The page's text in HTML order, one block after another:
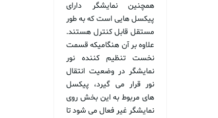
همچنین نمایشگر دارای
پیکسل هایی است که به طور
مستقل قابل کنترل هستند.
علاوه بر آن هنگامیکه قسمت
نخست تنظیم کننده نور
نمایشگر در وضعیت انتقال
نور قرار می گیرد، پیکسل
های مربوط به این بخش روی
نمایشگر غیر فعال می شود تا